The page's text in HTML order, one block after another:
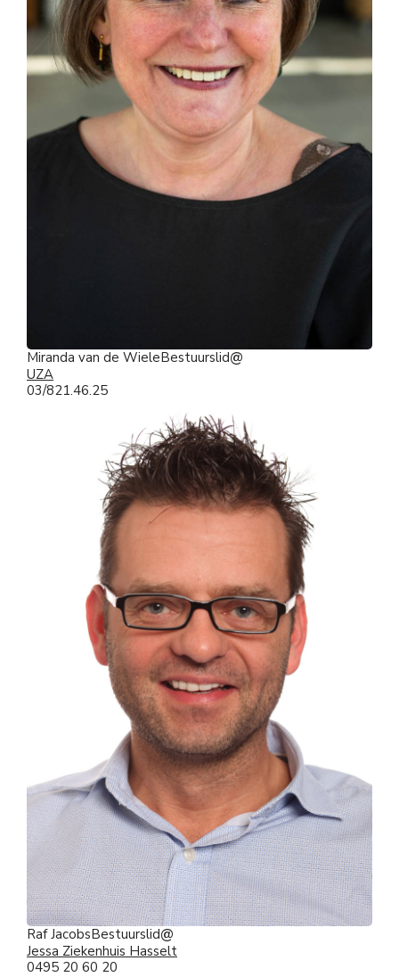
Miranda van de WieleBestuurslid
UZA
03/821.46.25
Raf JacobsBestuurslid
Jessa Ziekenhuis Hasselt
0495 20 60 20